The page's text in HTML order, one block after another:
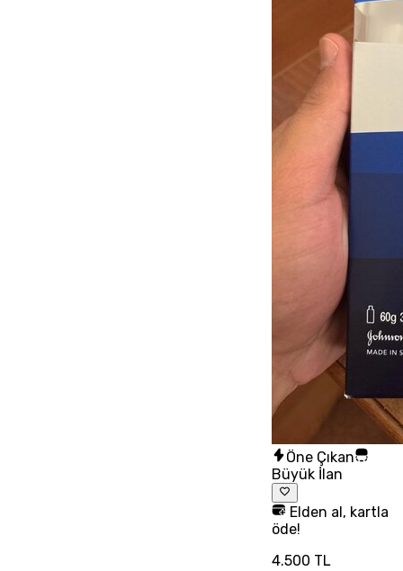
Öne Çıkan
Büyük İlan
Elden al, kartla
öde!
4.500 TL